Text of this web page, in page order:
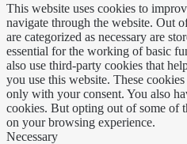
This website uses cookies to
navigate through the website. Out
are categorized as necessary are
essential for the working of basic
also use third-party cookies that
you use this website. These
only with your consent. You also
cookies. But opting out of some of
on your browsing experience.
Necessary